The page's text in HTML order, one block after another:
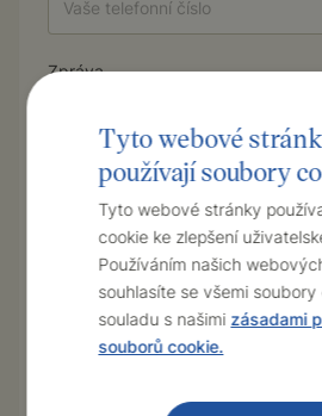
Zpráva
Souhlasím se zpracováním
podletěchto pravidel .
Tyto webové
používají soubory
Tyto webové stránky
cookie ke zlepšení
Používáním našich
souhlasíte se všemi soubory
souladu s našimi zásadami
souborů cookie.